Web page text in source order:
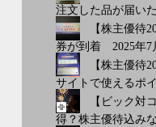
注文した品が届いた
【株主優待
券が到着 2025年7
【株主優待
サイトで使えるポ
【ビック対
得？株主優待込み